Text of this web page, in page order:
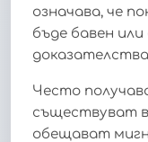
означава, че
бъде бавен или
Често
съществуват
обещават